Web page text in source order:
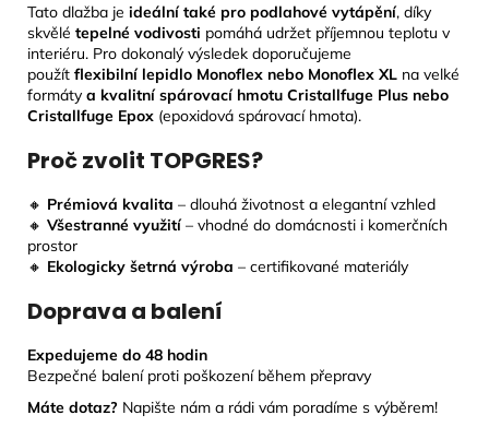
Tato dlažba je ideální také pro podlahové vytápění, díky
skvělé tepelné vodivosti pomáhá udržet příjemnou teplotu v
interiéru. Pro dokonalý výsledek doporučujeme
použít flexibilní lepidlo Monoflex nebo Monoflex XL na velké
formáty a kvalitní spárovací hmotu Cristallfuge Plus nebo
Cristallfuge Epox (epoxidová spárovací hmota).
Proč zvolit TOPGRES?
🔸 Prémiová kvalita – dlouhá životnost a elegantní vzhled
🔸 Všestranné využití – vhodné do domácnosti i komerčních
prostor
🔸 Ekologicky šetrná výroba – certifikované materiály
Doprava a balení
Expedujeme do 48 hodin
Bezpečné balení proti poškození během přepravy
Máte dotaz? Napište nám a rádi vám poradíme s výběrem!